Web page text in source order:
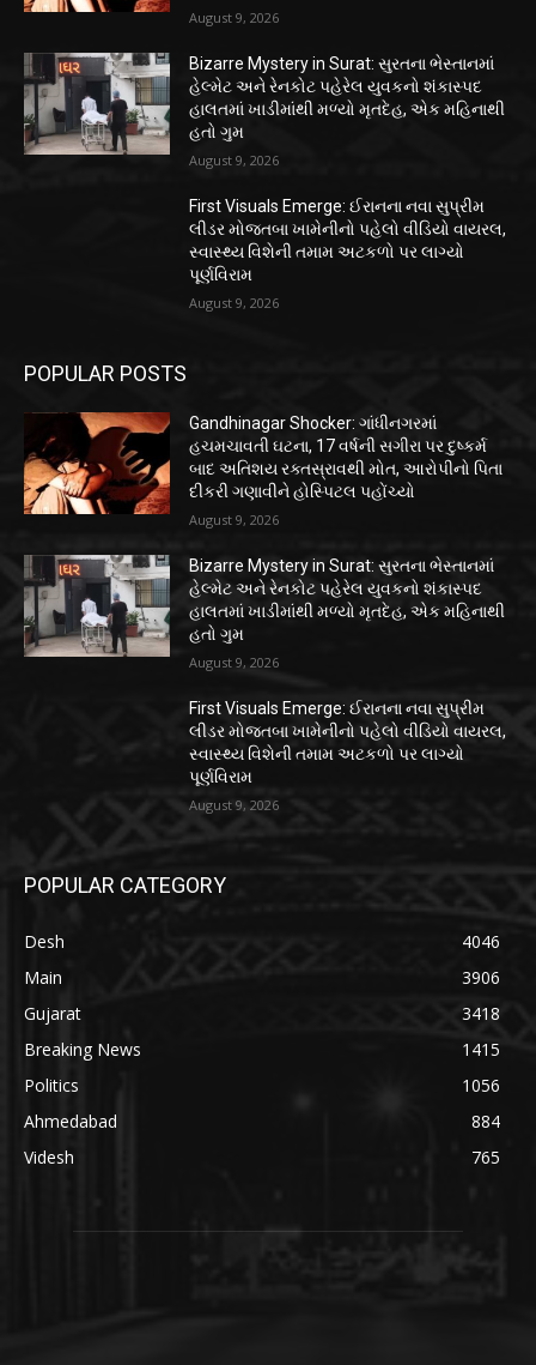
August 9, 2026
Bizarre Mystery in Surat: સુરતના ભેસ્તાનમાં
હેલ્મેટ અને રેનકોટ પહેરેલ યુવકનો શંકાસ્પદ
હાલતમાં ખાડીમાંથી મળ્યો મૃતદેહ, એક મહિનાથી
હતો ગુમ
August 9, 2026
First Visuals Emerge: ઈરાનના નવા સુપ્રીમ
લીડર મોજતબા ખામેનીનો પહેલો વીડિયો વાયરલ,
સ્વાસ્થ્ય વિશેની તમામ અટકળો પર લાગ્યો
પૂર્ણવિરામ
August 9, 2026
POPULAR POSTS
Gandhinagar Shocker: ગાંધીનગરમાં
હચમચાવતી ઘટના, 17 વર્ષની સગીરા પર દુષ્કર્મ
બાદ અતિશય રક્તસ્રાવથી મોત, આરોપીનો પિતા
દીકરી ગણાવીને હોસ્પિટલ પહોંચ્યો
August 9, 2026
Bizarre Mystery in Surat: સુરતના ભેસ્તાનમાં
હેલ્મેટ અને રેનકોટ પહેરેલ યુવકનો શંકાસ્પદ
હાલતમાં ખાડીમાંથી મળ્યો મૃતદેહ, એક મહિનાથી
હતો ગુમ
August 9, 2026
First Visuals Emerge: ઈરાનના નવા સુપ્રીમ
લીડર મોજતબા ખામેનીનો પહેલો વીડિયો વાયરલ,
સ્વાસ્થ્ય વિશેની તમામ અટકળો પર લાગ્યો
પૂર્ણવિરામ
August 9, 2026
POPULAR CATEGORY
Desh
4046
Main
3906
Gujarat
3418
Breaking News
1415
Politics
1056
Ahmedabad
884
Videsh
765